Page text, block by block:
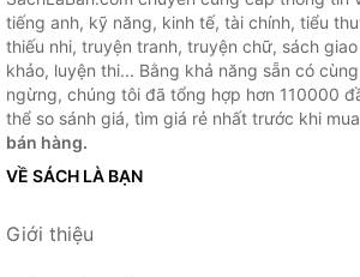
tiếng anh, kỹ năng, kinh tế, tài chính, tiểu
thiếu nhi, truyện tranh, truyện chữ, sách
khảo, luyện thi... Bằng khả năng sẵn có
ngừng, chúng tôi đã tổng hợp hơn 110000
thể so sánh giá, tìm giá rẻ nhất trước khi
bán hàng.
VỀ SÁCH LÀ BẠN
Giới thiệu